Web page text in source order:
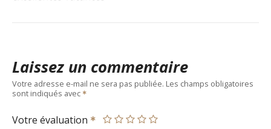
Laissez un commentaire
Votre adresse e-mail ne sera pas publiée. Les champs obligatoires
sont indiqués avec
Votre évaluation